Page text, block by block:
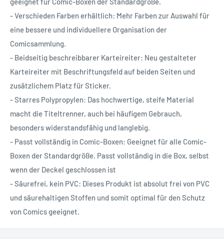
- Verschieden Farben erhältlich: Mehr Farben zur Auswahl für
eine bessere und individuellere Organisation der
Comicsammlung.
- Beidseitig beschreibbarer Karteireiter: Neu gestalteter
Karteireiter mit Beschriftungsfeld auf beiden Seiten und
zusätzlichem Platz für Sticker.
- Starres Polypropylen: Das hochwertige, steife Material
macht die Titeltrenner, auch bei häufigem Gebrauch,
besonders widerstandsfähig und langlebig.
- Passt vollständig in Comic-Boxen: Geeignet für alle Comic-
Boxen der Standardgröße. Passt vollständig in die Box, selbst
wenn der Deckel geschlossen ist
- Säurefrei, kein PVC: Dieses Produkt ist absolut frei von PVC
und säurehaltigen Stoffen und somit optimal für den Schutz
von Comics geeignet.